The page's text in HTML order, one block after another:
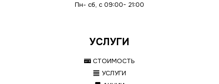
Пн- сб, с 09:00- 21:00
УСЛУГИ
СТОИМОСТЬ
УСЛУГИ